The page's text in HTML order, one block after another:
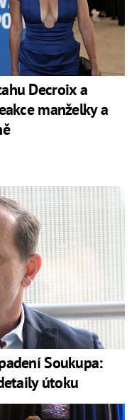
Decroix a
manželky a
Soukupa:
útoku